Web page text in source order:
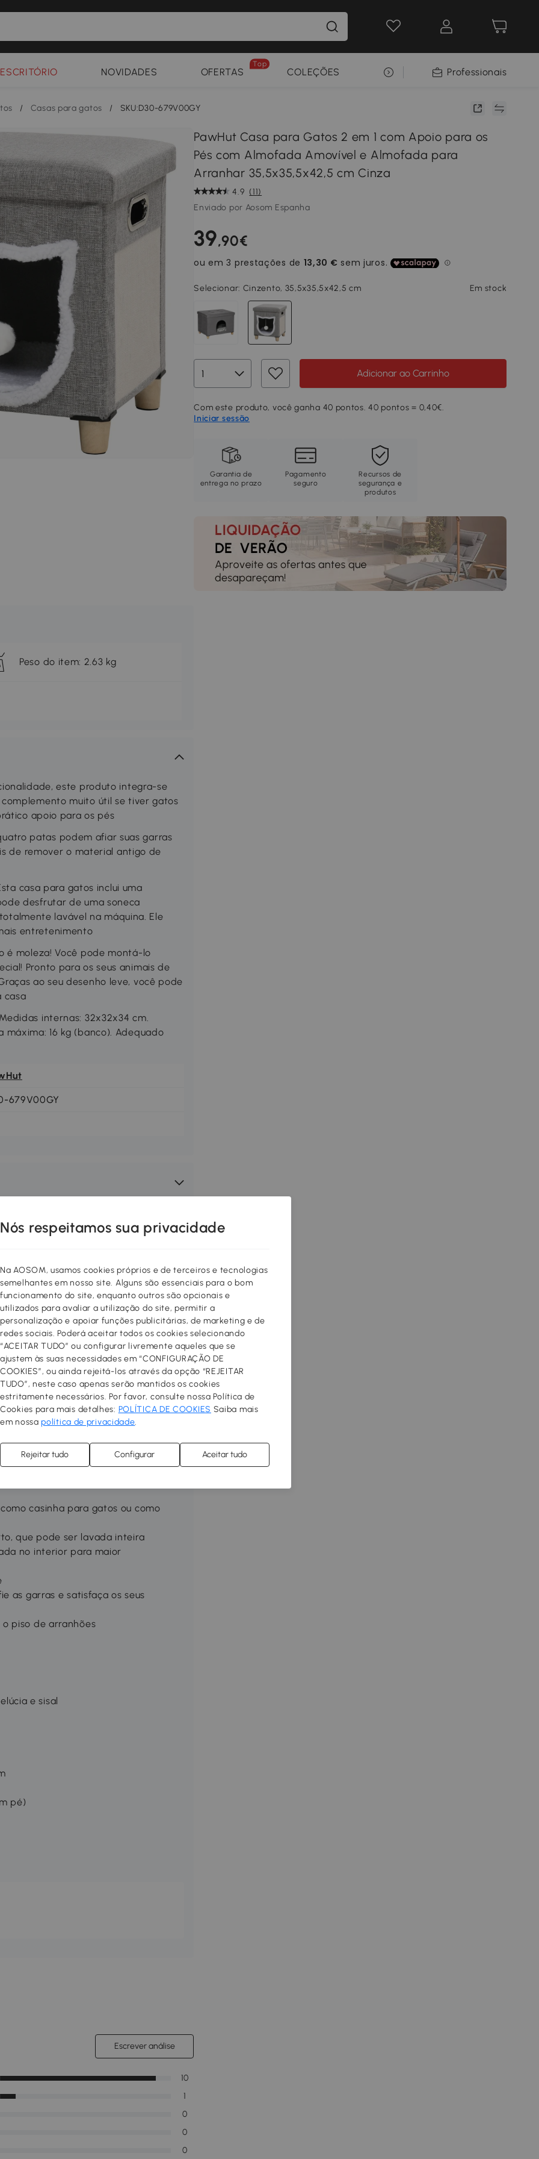
NOVIDADES OFERTAS
Top
COLEÇÕES SELEÇÃO PREMIUMProfessionais
/ Casas para gatos / SKU:D30-679V00GY
PawHut Casa para Gatos 2 em 1 com Apoio para os
Pés com Almofada Amovível e Almofada para
Arranhar 35,5x35,5x42,5 cm Cinza
4.9 (11)
Enviado por Aosom Espanha
39,90€
Selecionar: Cinzento, 35,5x35,5x42,5 cm Em stock
Adicionar ao Carrinho
Com este produto, você ganha 40 pontos. 40 pontos = 0,40€.
Iniciar sessão
Garantia de
entrega no prazo
Pagamento
seguro
Recursos de
segurança e
produtos
Peso do item: 2.63 kg
este produto integra-se
muito útil se tiver gatos
apoio para os pés
patas podem afiar suas garras
de remover o material antigo de
casa para gatos inclui uma
desfrutar de uma soneca
lavável na máquina. Ele
entretenimento
é moleza! Você pode montá-lo
Pronto para os seus animais de
ao seu desenho leve, você pode
casa
internas: 32x32x34 cm.
máxima: 16 kg (banco). Adequado
679V00GY
e fechados. Agora eles podem ter
gatos da PawHut. O seu bonito
divisão da sua casa, para que
divisão, sala de jantar, etc.
o seu animal de estimação, mas
os pés
casinha para gatos ou como
que pode ser lavada inteira
no interior para maior
as garras e satisfaça os seus
piso de arranhões
e sisal
pé)
Escrever análise
0
0
0
1
10
Nós respeitamos sua privacidade
Na AOSOM, usamos cookies próprios e de terceiros e tecnologias
semelhantes em nosso site. Alguns são essenciais para o bom
funcionamento do site, enquanto outros são opcionais e
utilizados para avaliar a utilização do site, permitir a
personalização e apoiar funções publicitárias, de marketing e de
redes sociais. Poderá aceitar todos os cookies selecionando
“ACEITAR TUDO” ou configurar livremente aqueles que se
ajustem às suas necessidades em “CONFIGURAÇÃO DE
COOKIES”, ou ainda rejeitá-los através da opção “REJEITAR
TUDO”, neste caso apenas serão mantidos os cookies
estritamente necessários. Por favor, consulte nossa Política de
Cookies para mais detalhes: POLÍTICA DE COOKIES Saiba mais
em nossapolítica de privacidade.
Rejeitar tudo Configurar Aceitar tudo